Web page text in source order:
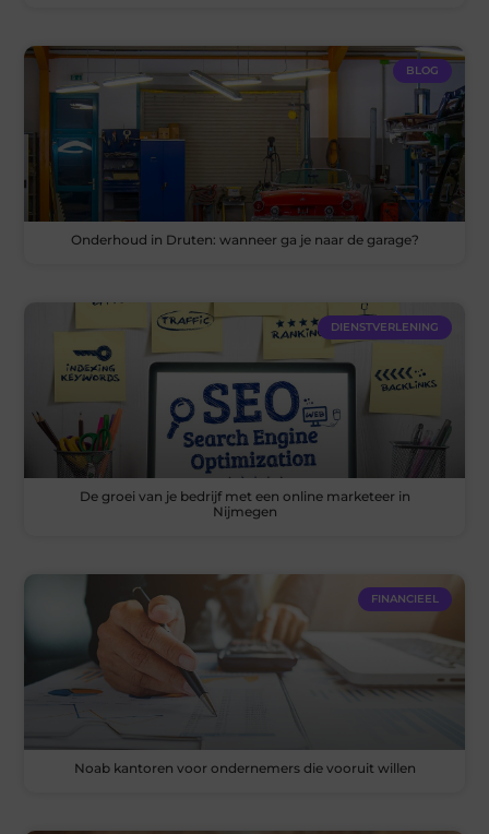
BLOG
Onderhoud in Druten: wanneer ga je naar de garage?
DIENSTVERLENING
De groei van je bedrijf met een online marketeer in
Nijmegen
FINANCIEEL
Noab kantoren voor ondernemers die vooruit willen